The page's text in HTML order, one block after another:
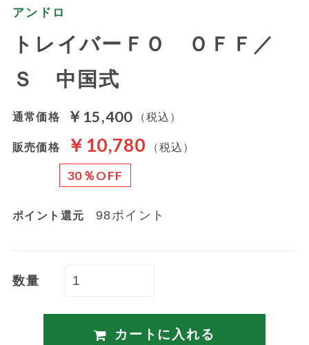
アンドロ
トレイバーＦＯ ＯＦＦ／
Ｓ 中国式
通常価格 ￥15,400 （税込）
販売価格 ￥10,780 （税込）
30％OFF
ポイント還元 98ポイント
数量
カートに入れる